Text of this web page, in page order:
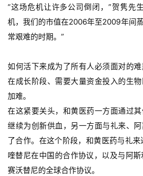
“这场危机让许多公司倒闭，”贺隽先
机，我们的市值在2006年至2009年间
常艰难的时期。”
如何活下来成为了所有人必须面对的
在成长阶段、需要大量资金投入的生
加难。
在这紧要关头，和黄医药一方面通过
继续为创新供血，另一方面与礼来、
了合作。在这个阶段，和黄医药与礼
喹替尼在中国的合作协议，以及与阿
赛沃替尼的全球合作协议。